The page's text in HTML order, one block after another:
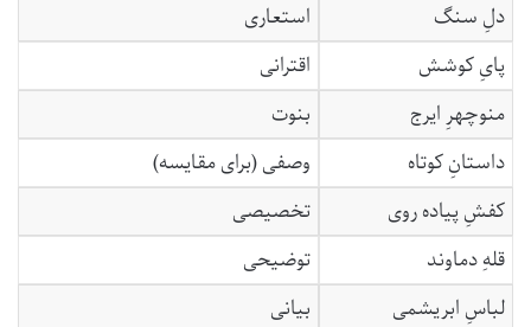
دلِ سنگ
استعاری
پایِ کوشش
اقترانی
منوچهرِ ایرج
بنوت
داستانِ کوتاه
وصفی (برای مقایسه)
کفشِ پیاده روی
تخصیصی
قلهِ دماوند
توضیحی
لباسِ ابریشمی
بیانی